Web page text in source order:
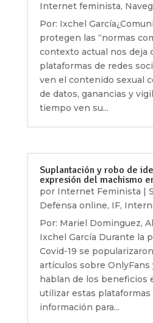
Internet feminista,
Por: Ixchel
protegen las “normas
contexto actual nos deja
plataformas de redes
ven el contenido sexual
de datos, ganancias y
tiempo ven su...
Suplantación y robo de
expresión del machismo
por Internet Feminista |
Defensa online, IF,
Por: Mariel Dominguez,
Ixchel García Durante la
Covid-19 se
artículos sobre OnlyFans
hablan de los beneficios
utilizar estas
información para...